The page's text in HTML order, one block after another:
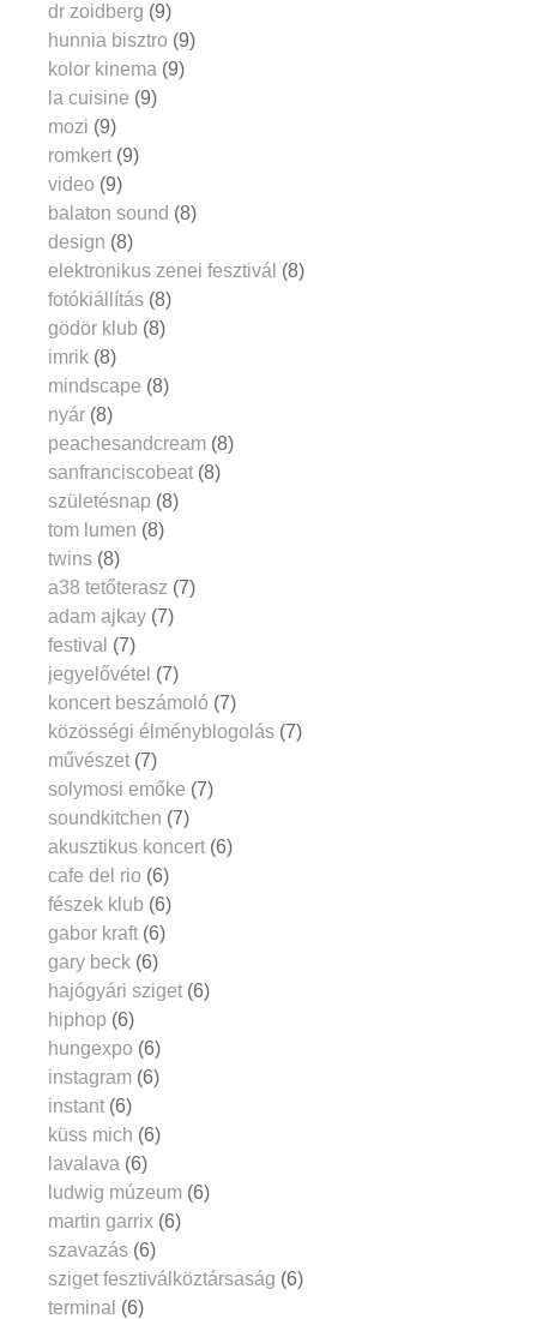
dr zoidberg (9)
hunnia bisztro (9)
kolor kinema (9)
la cuisine (9)
mozi (9)
romkert (9)
video (9)
balaton sound (8)
design (8)
elektronikus zenei fesztivál (8)
fotókiállítás (8)
gödör klub (8)
imrik (8)
mindscape (8)
nyár (8)
peachesandcream (8)
sanfranciscobeat (8)
születésnap (8)
tom lumen (8)
twins (8)
a38 tetőterasz (7)
adam ajkay (7)
festival (7)
jegyelővétel (7)
koncert beszámoló (7)
közösségi élményblogolás (7)
művészet (7)
solymosi emőke (7)
soundkitchen (7)
akusztikus koncert (6)
cafe del rio (6)
fészek klub (6)
gabor kraft (6)
gary beck (6)
hajógyári sziget (6)
hiphop (6)
hungexpo (6)
instagram (6)
instant (6)
küss mich (6)
lavalava (6)
ludwig múzeum (6)
martin garrix (6)
szavazás (6)
sziget fesztiválköztársaság (6)
terminal (6)